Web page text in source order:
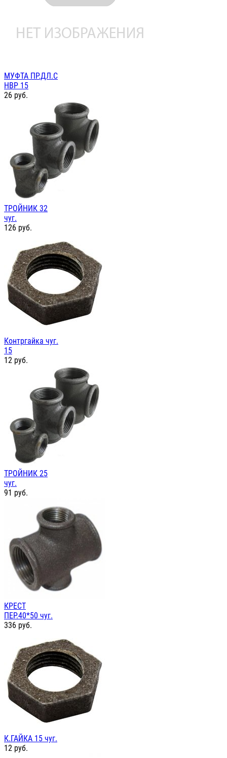
МУФТА ПР.ДЛ.С
НВР 15
26 руб.
ТРОЙНИК 32
чуг.
126 руб.
Контргайка чуг.
15
12 руб.
ТРОЙНИК 25
чуг.
91 руб.
КРЕСТ
ПЕР.40*50 чуг.
336 руб.
К.ГАЙКА 15 чуг.
12 руб.